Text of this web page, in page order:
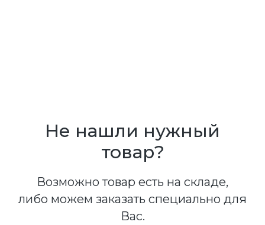
Не нашли нужный
товар?
Возможно товар есть на складе,
либо можем заказать специально для
Вас.